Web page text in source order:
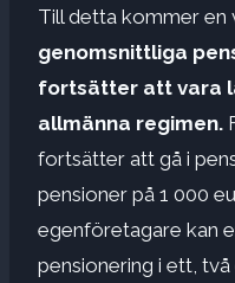
Till detta kommer en
genomsnittliga
fortsätter att vara
allmänna regimen.
fortsätter att gå i
pensioner på 1 000
egenföretagare kan
pensionering i ett,